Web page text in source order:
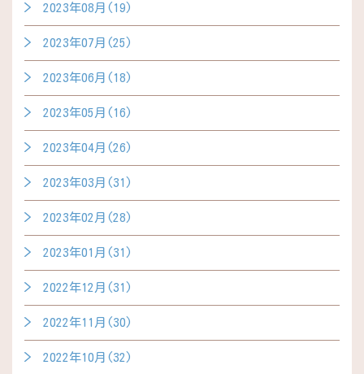
2023年08月(19)
2023年07月(25)
2023年06月(18)
2023年05月(16)
2023年04月(26)
2023年03月(31)
2023年02月(28)
2023年01月(31)
2022年12月(31)
2022年11月(30)
2022年10月(32)